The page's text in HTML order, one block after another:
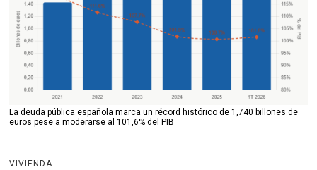
La deuda pública española marca un récord histórico de 1,740 billones de
euros pese a moderarse al 101,6% del PIB
VIVIENDA